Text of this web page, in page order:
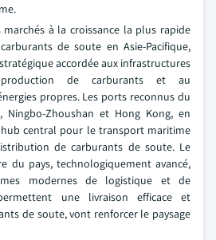
à la croissance la plus rapide
de soute en Asie-Pacifique,
accordée aux infrastructures
de carburants et au
propres. Les ports reconnus du
Ningbo-Zhoushan et Hong Kong, en
central pour le transport maritime
de carburants de soute. Le
du pays, technologiquement avancé,
modernes de logistique et de
une livraison efficace et
de soute, vont renforcer le paysage